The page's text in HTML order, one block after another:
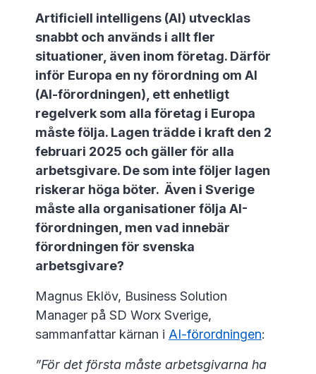
Artificiell intelligens (AI) utvecklas
snabbt och används i allt fler
situationer, även inom företag. Därför
inför Europa en ny förordning om AI
(AI-förordningen), ett enhetligt
regelverk som alla företag i Europa
måste följa. Lagen trädde i kraft den 2
februari 2025 och gäller för alla
arbetsgivare. De som inte följer lagen
riskerar höga böter. Även i Sverige
måste alla organisationer följa AI-
förordningen, men vad innebär
förordningen för svenska
arbetsgivare?
Magnus Eklöv, Business Solution
Manager på SD Worx Sverige,
sammanfattar kärnan i AI-förordningen:
”För det första måste arbetsgivarna ha